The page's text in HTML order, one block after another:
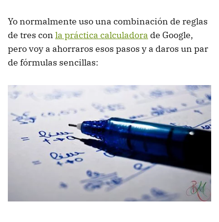
Yo normalmente uso una combinación de reglas
de tres con la práctica calculadora de Google,
pero voy a ahorraros esos pasos y a daros un par
de fórmulas sencillas: